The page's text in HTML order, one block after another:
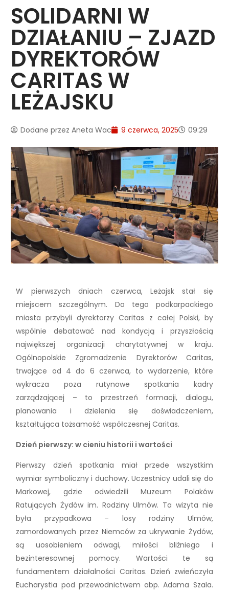
SOLIDARNI W
DZIAŁANIU – ZJAZD
DYREKTORÓW
CARITAS W
LEŻAJSKU
Dodane przez Aneta Wac 9 czerwca, 2025 09:29
W pierwszych dniach czerwca, Leżajsk stał się
miejscem szczególnym. Do tego podkarpackiego
miasta przybyli dyrektorzy Caritas z całej Polski, by
wspólnie debatować nad kondycją i przyszłością
największej organizacji charytatywnej w kraju.
Ogólnopolskie Zgromadzenie Dyrektorów Caritas,
trwające od 4 do 6 czerwca, to wydarzenie, które
wykracza poza rutynowe spotkania kadry
zarządzającej – to przestrzeń formacji, dialogu,
planowania i dzielenia się doświadczeniem,
kształtująca tożsamość współczesnej Caritas.
Dzień pierwszy: w cieniu historii i wartości
Pierwszy dzień spotkania miał przede wszystkim
wymiar symboliczny i duchowy. Uczestnicy udali się do
Markowej, gdzie odwiedzili Muzeum Polaków
Ratujących Żydów im. Rodziny Ulmów. Ta wizyta nie
była przypadkowa – losy rodziny Ulmów,
zamordowanych przez Niemców za ukrywanie Żydów,
są uosobieniem odwagi, miłości bliźniego i
bezinteresownej pomocy. Wartości te są
fundamentem działalności Caritas. Dzień zwieńczyła
Eucharystia pod przewodnictwem abp. Adama Szala.